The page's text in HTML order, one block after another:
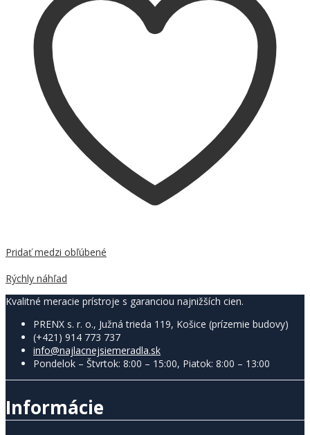
Pridať medzi obľúbené
Rýchly náhľad
Kvalitné meracie prístroje s garanciou najnižších cien.
PRENX s. r. o., Južná trieda 119, Košice (prízemie budovy)
(+421) 914 773 737
info@najlacnejsiemeradla.sk
Pondelok – Štvrtok: 8:00 – 15:00, Piatok: 8:00 – 13:00
Informácie